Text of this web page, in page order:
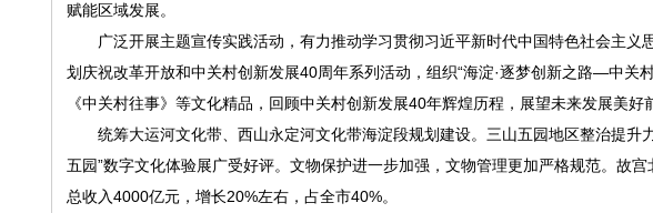
赋能区域发展。
广泛开展主题宣传实践活动，有力推动学习贯彻习近平新时代中国特色社会主义
划庆祝改革开放和中关村创新发展40周年系列活动，组织“海淀·逐梦创新之路—中关
《中关村往事》等文化精品，回顾中关村创新发展40年辉煌历程，展望未来发展美好
统筹大运河文化带、西山永定河文化带海淀段规划建设。三山五园地区整治提升
五园”数字文化体验展广受好评。文物保护进一步加强，文物管理更加严格规范。故
总收入4000亿元，增长20%左右，占全市40%。